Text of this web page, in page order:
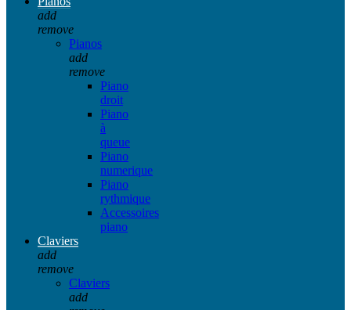
add
remove
Pianos
add
remove
Piano
droit
Piano
à
queue
Piano
numerique
Piano
rythmique
Accessoires
piano
Claviers
add
remove
Claviers
add